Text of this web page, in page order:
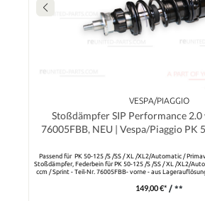
VESPA/PIAGGIO
Stoßdämpfer SIP Performance 2.0
76005FBB, NEU | Vespa/Piaggio PK
Passend für PK 50-125 /S /SS / XL /XL2/Automatic /
Stoßdämpfer, Federbein für PK 50-125 /S /SS / XL /XL2/
ccm / Sprint - Teil-Nr. 76005FBB- vorne - aus
auf Scheibenbremse für Vespa 50-1254/PV/
149,00 €* / **